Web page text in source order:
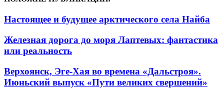
Настоящее и будущее арктического села Найба
Железная дорога до моря Лаптевых: фантастика
или реальность
Верхоянск, Эге-Хая во времена «Дальстроя».
Июньский выпуск «Пути великих свершений»